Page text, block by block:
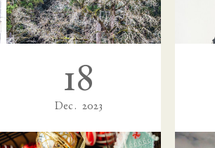
18
Dec 2023